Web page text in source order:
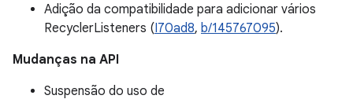
Adição da compatibilidade para adicionar vários
RecyclerListeners (I70ad8, b/145767095).
Mudanças na API
Suspensão do uso de